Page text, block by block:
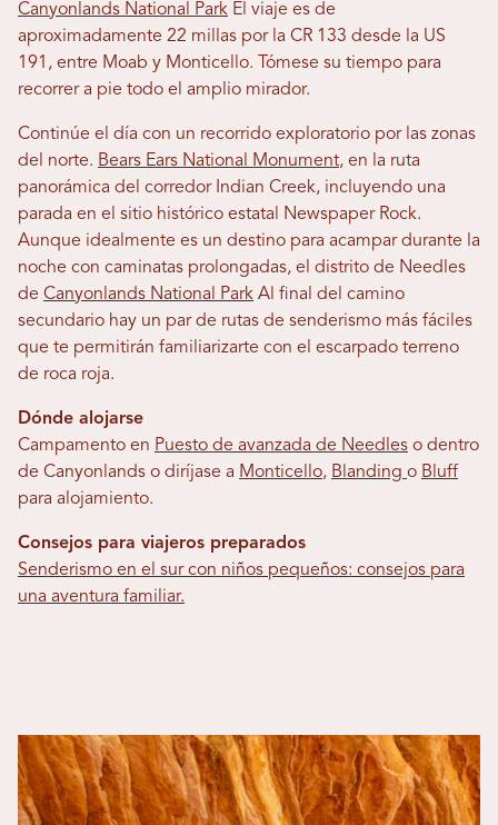
Canyonlands National Park El viaje es de
aproximadamente 22 millas por la CR 133 desde la US
191, entre Moab y Monticello. Tómese su tiempo para
recorrer a pie todo el amplio mirador.
Continúe el día con un recorrido exploratorio por las zonas
del norte. Bears Ears National Monument, en la ruta
panorámica del corredor Indian Creek, incluyendo una
parada en el sitio histórico estatal Newspaper Rock.
Aunque idealmente es un destino para acampar durante la
noche con caminatas prolongadas, el distrito de Needles
de Canyonlands National Park Al final del camino
secundario hay un par de rutas de senderismo más fáciles
que te permitirán familiarizarte con el escarpado terreno
de roca roja.
Dónde alojarse
Campamento en Puesto de avanzada de Needles o dentro
de Canyonlands o diríjase a Monticello, Blanding o Bluff
para alojamiento.
Consejos para viajeros preparados
Senderismo en el sur con niños pequeños: consejos para
una aventura familiar.